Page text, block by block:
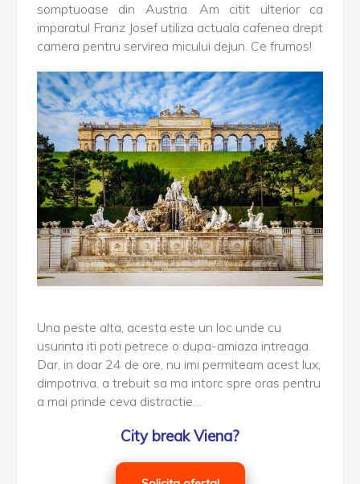
somptuoase din Austria. Am citit ulterior ca
imparatul Franz Josef utiliza actuala cafenea drept
camera pentru servirea micului dejun. Ce frumos!
Una peste alta, acesta este un loc unde cu
usurinta iti poti petrece o dupa-amiaza intreaga.
Dar, in doar 24 de ore, nu imi permiteam acest lux;
dimpotriva, a trebuit sa ma intorc spre oras pentru
a mai prinde ceva distractie…
City break Viena?